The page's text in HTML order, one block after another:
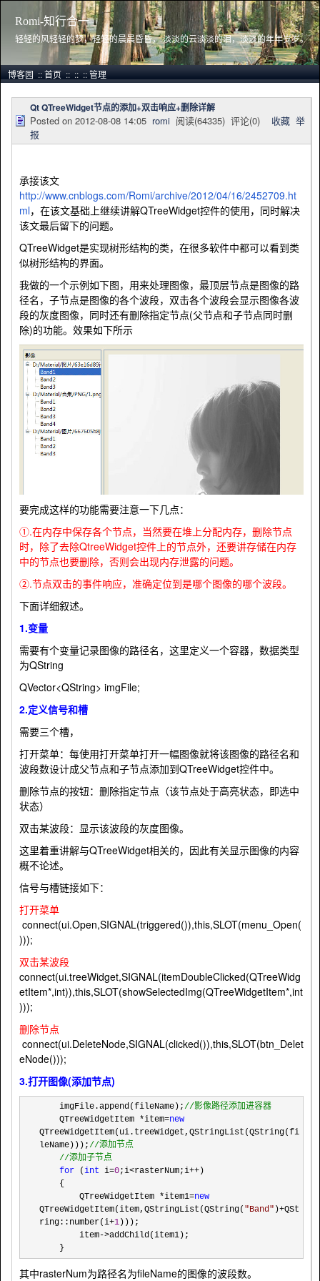
Romi-知行合一
轻轻的风轻轻的梦，轻轻的晨晨昏昏， 淡淡的云淡淡的泪，淡淡的年年岁岁。
博客园::首页::::::管理
Qt QTreeWidget节点的添加+双击响应+删除详解
Posted on 2012-08-08 14:05 romi 阅读(64335) 评论(0) 收藏 举
报
承接该文
http://www.cnblogs.com/Romi/archive/2012/04/16/2452709.ht
ml，在该文基础上继续讲解QTreeWidget控件的使用，同时解决
该文最后留下的问题。
QTreeWidget是实现树形结构的类，在很多软件中都可以看到类
似树形结构的界面。
我做的一个示例如下图，用来处理图像，最顶层节点是图像的路
径名，子节点是图像的各个波段，双击各个波段会显示图像各波
段的灰度图像，同时还有删除指定节点(父节点和子节点同时删
除)的功能。效果如下所示
要完成这样的功能需要注意一下几点：
①.在内存中保存各个节点，当然要在堆上分配内存，删除节点
时，除了去除QtreeWidget控件上的节点外，还要讲存储在内存
中的节点也要删除，否则会出现内存泄露的问题。
②.节点双击的事件响应，准确定位到是哪个图像的哪个波段。
下面详细叙述。
1.变量
需要有个变量记录图像的路径名，这里定义一个容器，数据类型
为QString
QVector<QString> imgFile;
2.定义信号和槽
需要三个槽，
打开菜单：每使用打开菜单打开一幅图像就将该图像的路径名和
波段数设计成父节点和子节点添加到QTreeWidget控件中。
删除节点的按钮：删除指定节点（该节点处于高亮状态，即选中
状态）
双击某波段：显示该波段的灰度图像。
这里着重讲解与QTreeWidget相关的，因此有关显示图像的内容
概不论述。
信号与槽链接如下：
打开菜单
connect(ui.Open,SIGNAL(triggered()),this,SLOT(menu_Open(
)));
双击某波段
connect(ui.treeWidget,SIGNAL(itemDoubleClicked(QTreeWidg
etItem*,int)),this,SLOT(showSelectedImg(QTreeWidgetItem*,int
)));
删除节点
connect(ui.DeleteNode,SIGNAL(clicked()),this,SLOT(btn_Delet
eNode()));
3.打开图像(添加节点)
    imgFile.append(fileName);
//影像路径添加进容器
    QTreeWidgetItem *item=
new
QTreeWidgetItem(ui.treeWidget,QStringList(QString(fi
leName)));//添加节点
//添加子节点
for (int i=0;i<rasterNum;i++ )
        QTreeWidgetItem
*item1=new
QTreeWidgetItem(item,QStringList(QString( "Band" )+QSt
ring::number(i+1 )));
        item
->addChild(item1);
    }
其中rasterNum为路径名为fileName的图像的波段数。